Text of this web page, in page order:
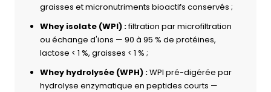
graisses et micronutriments bioactifs conservés ;
Whey isolate (WPI) :filtration par microfiltration
ou échange d'ions — 90 à 95 % de protéines,
lactose < 1 %, graisses < 1 % ;
Whey hydrolysée (WPH) :WPI pré-digérée par
hydrolyse enzymatique en peptides courts —